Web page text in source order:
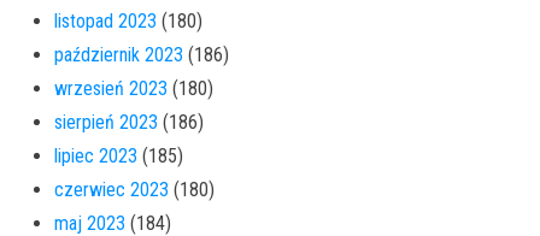
listopad 2023 (180)
październik 2023 (186)
wrzesień 2023 (180)
sierpień 2023 (186)
lipiec 2023 (185)
czerwiec 2023 (180)
maj 2023 (184)